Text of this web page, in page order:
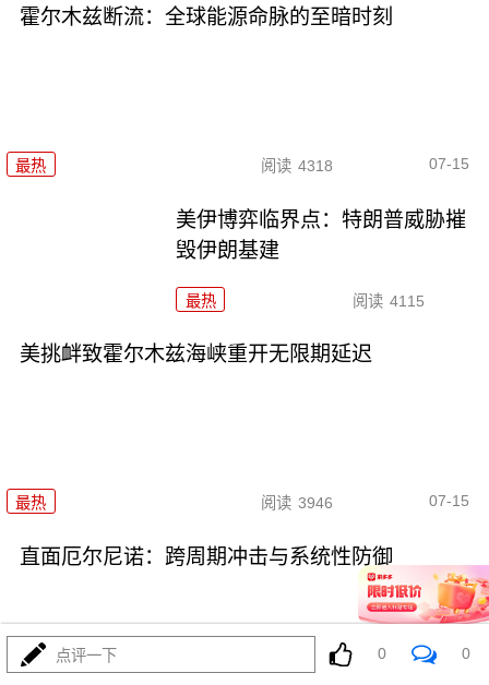
霍尔木兹断流：全球能源命脉的至暗时刻
最热 阅读 4318 07-15
美伊博弈临界点：特朗普威胁摧
毁伊朗基建
最热 阅读 4115
美挑衅致霍尔木兹海峡重开无限期延迟
最热 阅读 3946 07-15
直面厄尔尼诺：跨周期冲击与系统性防御
点评一下 0 0